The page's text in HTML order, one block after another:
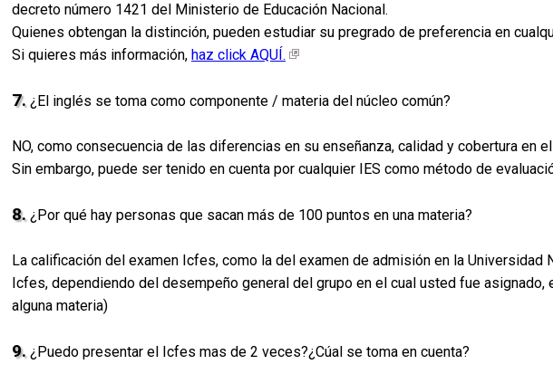
decreto número 1421 del Ministerio de Educación Nacional.
Quienes obtengan la distinción, pueden estudiar su pregrado de preferencia en
Si quieres más información, haz click AQUÍ.
7.¿El inglés se toma como componente / materia del núcleo común?
NO, como consecuencia de las diferencias en su enseñanza, calidad y cobertura
Sin embargo, puede ser tenido en cuenta por cualquier IES como método de
8.¿Por qué hay personas que sacan más de 100 puntos en una materia?
La calificación del examen Icfes, como la del examen de admisión en la Universidad
Icfes, dependiendo del desempeño general del grupo en el cual usted fue
alguna materia)
9.¿Puedo presentar el Icfes mas de 2 veces?¿Cúal se toma en cuenta?